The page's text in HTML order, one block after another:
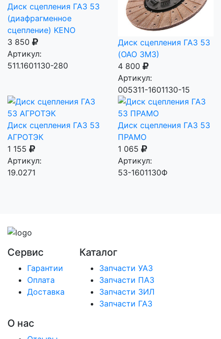
Диск сцепления ГАЗ 53
(диафрагменное
сцепление) KENO
3 850
Артикул:
511.1601130-280
Диск сцепления ГАЗ 53
(ОАО ЗМЗ)
4 800
Артикул:
005311-1601130-15
Диск сцепления ГАЗ 53
АГРОТЭК
1 155
Артикул:
19.0271
Диск сцепления ГАЗ 53
ПРАМО
1 065
Артикул:
53-1601130Ф
Сервис
Гарантии
Оплата
Доставка
Каталог
Запчасти УАЗ
Запчасти ПАЗ
Запчасти ЗИЛ
Запчасти ГАЗ
О нас